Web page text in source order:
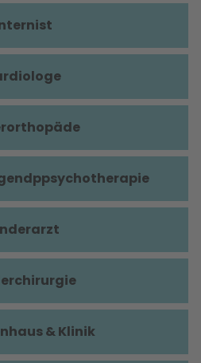
& Klinik